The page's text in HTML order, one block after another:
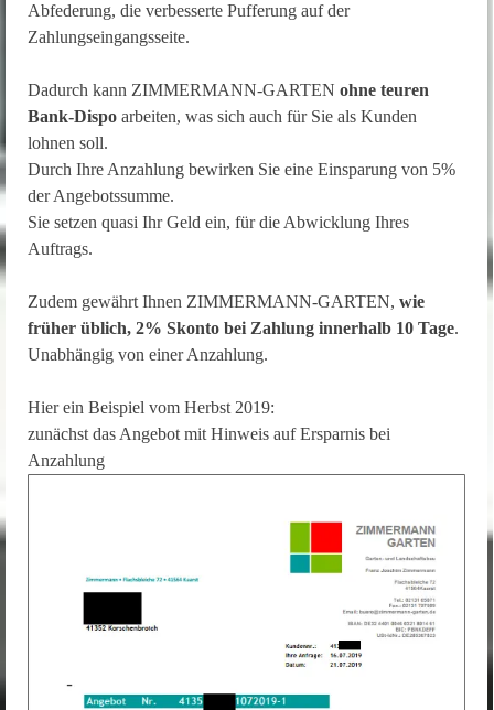
Abfederung, die verbesserte Pufferung auf der
Zahlungseingangsseite.
Dadurch kann ZIMMERMANN-GARTEN ohne teuren
Bank-Dispo arbeiten, was sich auch für Sie als Kunden
lohnen soll.
Durch Ihre Anzahlung bewirken Sie eine Einsparung von 5%
der Angebotssumme.
Sie setzen quasi Ihr Geld ein, für die Abwicklung Ihres
Auftrags.
Zudem gewährt Ihnen ZIMMERMANN-GARTEN, wie
früher üblich, 2% Skonto bei Zahlung innerhalb 10 Tage.
Unabhängig von einer Anzahlung.
Hier ein Beispiel vom Herbst 2019:
zunächst das Angebot mit Hinweis auf Ersparnis bei
Anzahlung